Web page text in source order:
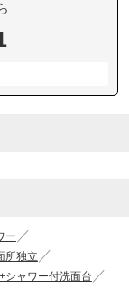
ー
所独立
シャワー付洗面台